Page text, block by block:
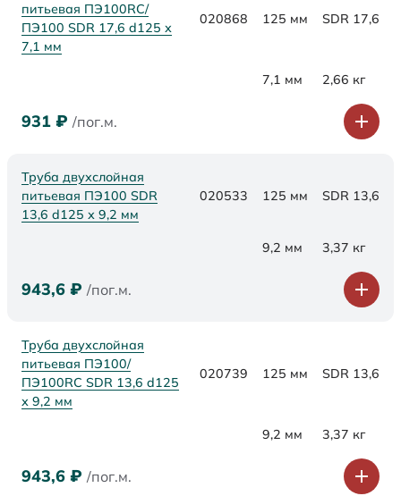
питьевая ПЭ100RC/
ПЭ100 SDR 17,6 d125 х
7,1 мм
020868 125 мм SDR 17,6
7,1 мм 2,66 кг
931 ₽ /пог.м.
Труба двухслойная
питьевая ПЭ100 SDR
13,6 d125 х 9,2 мм
020533 125 мм SDR 13,6
9,2 мм 3,37 кг
943,6 ₽ /пог.м.
Труба двухслойная
питьевая ПЭ100/
ПЭ100RC SDR 13,6 d125
х 9,2 мм
020739 125 мм SDR 13,6
9,2 мм 3,37 кг
943,6 ₽ /пог.м.